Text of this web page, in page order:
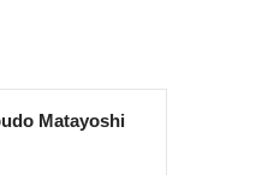
Matayoshi